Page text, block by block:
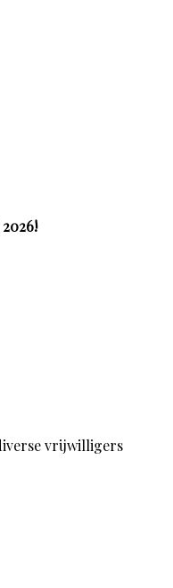
vrijwilligers